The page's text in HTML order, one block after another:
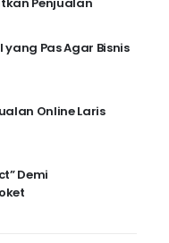
Pas Agar Bisnis
Online Laris
Demi